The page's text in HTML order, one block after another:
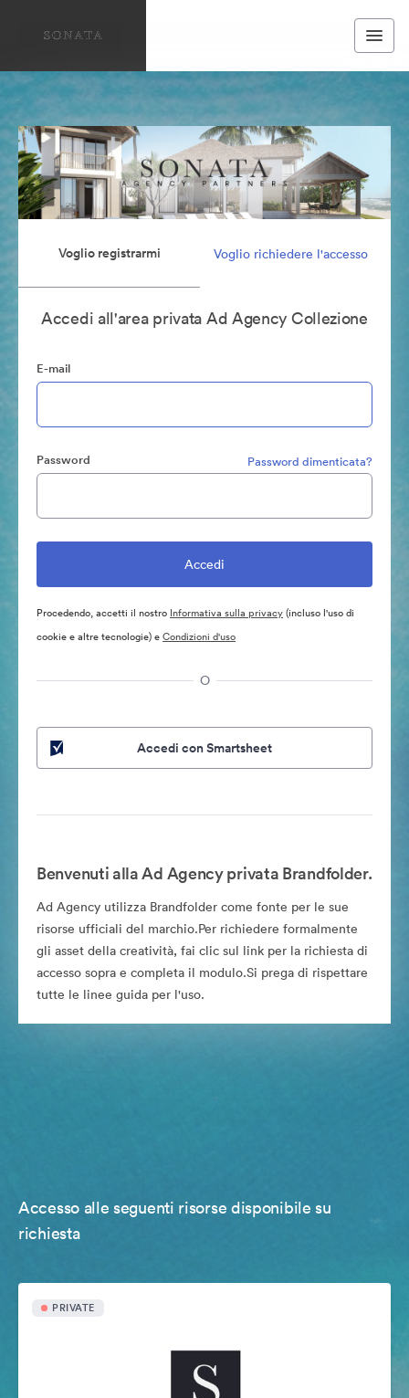
Voglio registrarmi Voglio richiedere l'accesso
Accedi all'area privata Ad Agency Collezione
E-mail
Password Password dimenticata?
Procedendo, accetti il nostro Informativa sulla privacy(incluso l'uso di
cookie e altre tecnologie) eCondizioni d'uso
O
Accedi con Smartsheet
Benvenuti alla Ad Agency privata Brandfolder.
Ad Agency utilizza Brandfolder come fonte per le sue
risorse ufficiali del marchio.Per richiedere formalmente
gli asset della creatività, fai clic sul link per la richiesta di
accesso sopra e completa il modulo.Si prega di rispettare
tutte le linee guida per l'uso.
Accesso alle seguenti risorse disponibile su
richiesta
PRIVATE